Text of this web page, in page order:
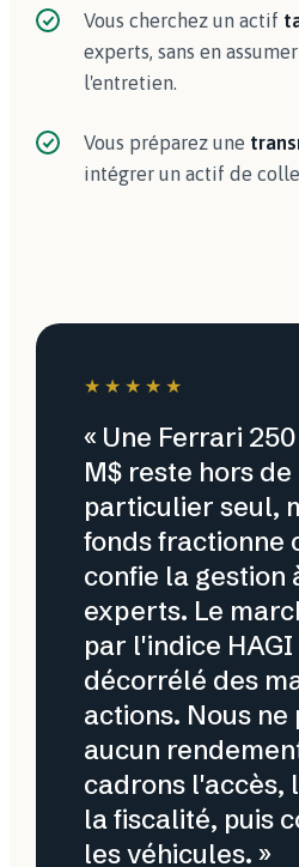
Vous cherchez un actif
experts, sans en
l'entretien.
Vous préparez une
intégrer un actif de
★★★★★
« Une Ferrari
M$ reste hors
particulier seul,
fonds fractionne
confie la gestion
experts. Le
par l'indice HAGI
décorrélé des
actions. Nous
aucun
cadrons l'accès,
la fiscalité, puis
les véhicules. »